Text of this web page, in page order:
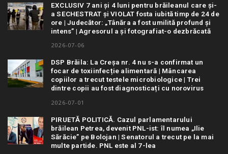
EXCLUSIV 7 ani și 4 luni pentru brăileanul care și-
a SECHESTRAT și VIOLAT fosta iubită timp de 24 de
ore | Judecător: „Tânăra a fost umilită profund și
intens” | Agresorul a și fotografiat-o dezbrăcată
2026-07-06
DSP Brăila: La Creșa nr. 4 nu s-a confirmat un
focar de toxiinfecție alimentară | Mâncarea
copiilor a trecut testele microbiologice | Trei
dintre copii au fost diagnosticați cu norovirus
2026-07-01
PIRUETĂ POLITICĂ. Cazul parlamentarului
brăilean Petrea, devenit PNL-ist: îl numea „Ilie
Sărăcie” pe Bolojan | Senatorul a trecut pe la mai
multe partide. PNL este al 7-lea